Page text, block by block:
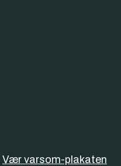
Vær varsom-plakaten